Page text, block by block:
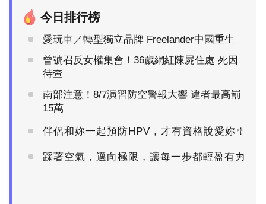
今日排行榜
愛玩車／轉型獨立品牌 Freelander中國重生
曾號召反女權集會！36歲網紅陳屍住處 死因
待查
南部注意！8/7演習防空警報大響 違者最高罰
15萬
伴侶和妳一起預防HPV，才有資格說愛妳！
PR
踩著空氣，邁向極限，讓每一步都輕盈有力
PR